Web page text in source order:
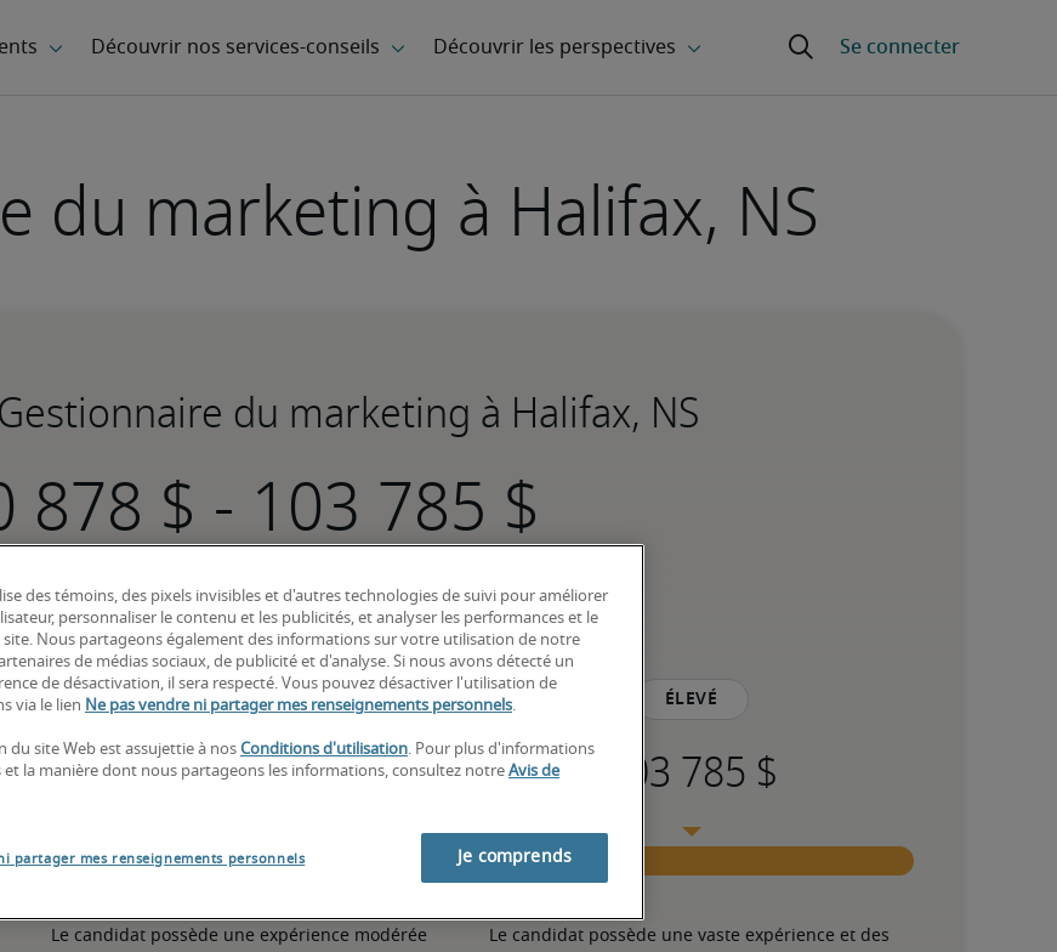
du marketing à Halifax, NS
du marketing à Halifax, NS
-
6,5% inférieur à la moyenne nationale
Moyen
Le candidat possède une expérience modérée
Élevé
Le candidat possède une vaste expérience et des
des témoins, des pixels invisibles et d'autres technologies de suivi pour améliorer
personnaliser le contenu et les publicités, et analyser les performances et le
Nous partageons également des informations sur votre utilisation de notre
de médias sociaux, de publicité et d'analyse. Si nous avons détecté un
de désactivation, il sera respecté. Vous pouvez désactiver l'utilisation de
via le lien Ne pas vendre ni partager mes renseignements personnels.
du site Web est assujettie à nos Conditions d'utilisation. Pour plus d'informations
et la manière dont nous partageons les informations, consultez notre Avis de
partager mes renseignements personnels Je comprends